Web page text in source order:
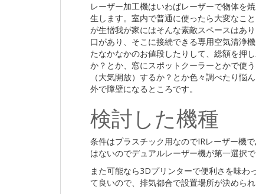
レーザー加工機はいわばレーザーで物体を
生します。室内で普通に使ったら大変なこ
が生憎我が家にはそんな素敵スペースはあ
口があり、そこに接続できる専用空気清浄
たなかなかのお値段したりして、総額を押
か？とか、窓にスポットクーラーとかで使
（大気開放）するか？とか色々調べたり悩
外で障壁になるところです。
検討した機種
条件はプラスチック用なのでIRレーザー機
はないのでデュアルレーザー機が第一選択で
また可能なら3Dプリンターで便利さを味わ
て良いので、排気都合で設置場所が決められ